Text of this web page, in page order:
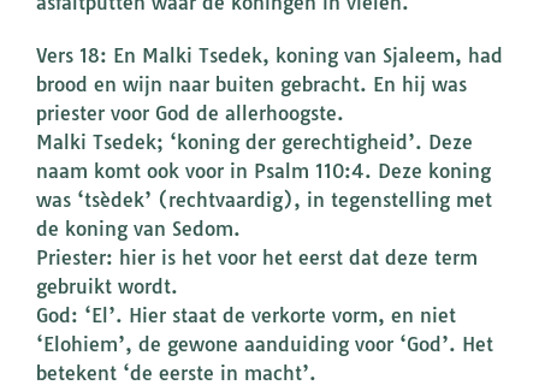
Vers 18: En Malki Tsedek, koning van Sjaleem, had
brood en wijn naar buiten gebracht. En hij was
priester voor God de allerhoogste.
Malki Tsedek; ‘koning der gerechtigheid’. Deze
naam komt ook voor in Psalm 110:4. Deze koning
was ‘tsèdek’ (rechtvaardig), in tegenstelling met
de koning van Sedom.
Priester: hier is het voor het eerst dat deze term
gebruikt wordt.
God: ‘El’. Hier staat de verkorte vorm, en niet
‘Elohiem’, de gewone aanduiding voor ‘God’. Het
betekent ‘de eerste in macht’.